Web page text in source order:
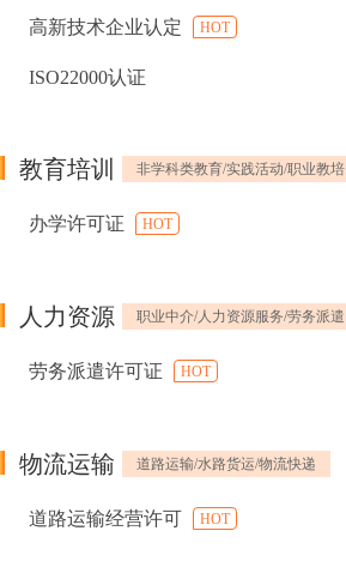
高新技术企业认定 HOT
ISO22000认证
教育培训 非学科类教育/实践活动/职业教培
办学许可证 HOT
人力资源 职业中介/人力资源服务/劳务派遣
劳务派遣许可证 HOT
物流运输 道路运输/水路货运/物流快递
道路运输经营许可 HOT